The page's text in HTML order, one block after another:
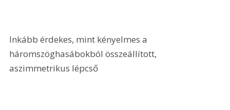
Inkább érdekes, mint kényelmes a
háromszöghasábokból összeállított,
aszimmetrikus lépcső